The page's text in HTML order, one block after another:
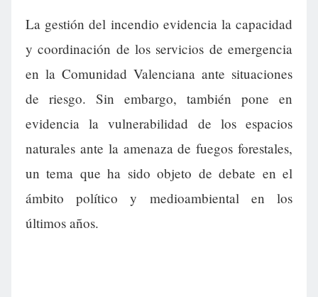
La gestión del incendio evidencia la capacidad
y coordinación de los servicios de emergencia
en la Comunidad Valenciana ante situaciones
de riesgo. Sin embargo, también pone en
evidencia la vulnerabilidad de los espacios
naturales ante la amenaza de fuegos forestales,
un tema que ha sido objeto de debate en el
ámbito político y medioambiental en los
últimos años.